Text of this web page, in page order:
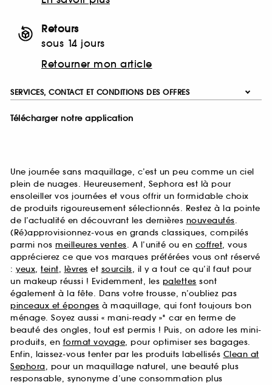
Retours
sous 14 jours
Retourner mon article
SERVICES, CONTACT ET CONDITIONS DES OFFRES
Télécharger notre application
Une journée sans maquillage, c’est un peu comme un ciel
plein de nuages. Heureusement, Sephora est là pour
ensoleiller vos journées et vous offrir un formidable choix
de produits rigoureusement sélectionnés. Restez à la pointe
de l’actualité en découvrant les dernières nouveautés.
(Ré)approvisionnez-vous en grands classiques, compilés
parmi nos meilleures ventes. A l’unité ou en coffret, vous
apprécierez ce que vos marques préférées vous ont réservé
: yeux, teint, lèvres et sourcils, il y a tout ce qu’il faut pour
un makeup réussi ! Evidemment, les palettes sont
également à la fête. Dans votre trousse, n’oubliez pas
pinceaux et éponges à maquillage, qui font toujours bon
ménage. Soyez aussi « mani-ready »* car en terme de
beauté des ongles, tout est permis ! Puis, on adore les mini-
produits, en format voyage, pour optimiser ses bagages.
Enfin, laissez-vous tenter par les produits labellisés Clean at
Sephora, pour un maquillage naturel, une beauté plus
responsable, synonyme d’une consommation plus